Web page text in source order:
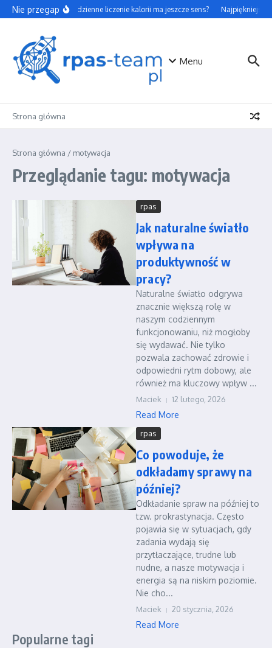
Przejdź do treści
Nie przegapCzy codzienne liczenie kalorii ma jeszcze sens? Najpiękniejsze
Menu
Strona główna
Strona główna / motywacja
Przeglądanie tagu: motywacja
rpas
Jak naturalne światło
wpływa na
produktywność w
pracy?
Naturalne światło odgrywa
znacznie większą rolę w
naszym codziennym
funkcjonowaniu, niż mogłoby
się wydawać. Nie tylko
pozwala zachować zdrowie i
odpowiedni rytm dobowy, ale
również ma kluczowy wpływ ...
Maciek 12 lutego, 2026
Read More
rpas
Co powoduje, że
odkładamy sprawy na
później?
Odkładanie spraw na później to
tzw. prokrastynacja. Często
pojawia się w sytuacjach, gdy
zadania wydają się
przytłaczające, trudne lub
nudne, a nasze motywacja i
energia są na niskim poziomie.
Nie cho...
Maciek 20 stycznia, 2026
Read More
Popularne tagi